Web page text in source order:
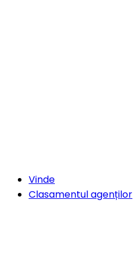
Vinde
Clasamentul agenților